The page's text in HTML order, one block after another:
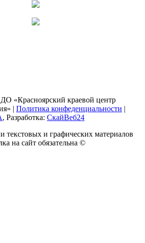
«Красноярский краевой центр
| Политика конфеденциальности |
, Разработка: СкайВеб24
текстовых и графических материалов
на сайт обязательна ©